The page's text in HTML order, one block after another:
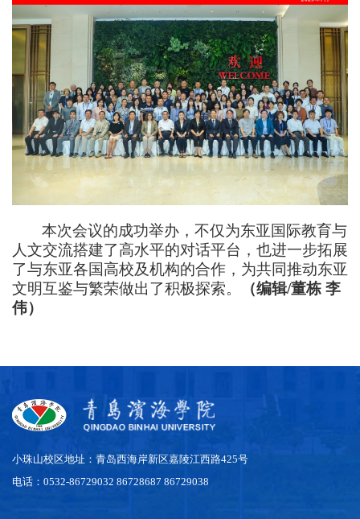
本次会议的成功举办，不仅为东亚国际教育与
人文交流搭建了高水平的对话平台， 也进一步拓展
了与东亚各国高校及机构的合作， 为共同推动东亚
文明互鉴与繁荣做出了积极探索。 （编辑/董栋 李
伟）
小珠山校区地址：青岛西海岸新区嘉陵江西路425号
电话：0532-86729032 86728687 86729038